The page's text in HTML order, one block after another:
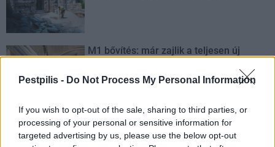
Pestpilis - Do Not Process My Personal Information
If you wish to opt-out of the sale, sharing to third parties, or
processing of your personal or sensitive information for
targeted advertising by us, please use the below opt-out
M1 bővítés: már zajlik a teljesen új
Új gyalogosátkelők és jelzőlámpás
csomópont épül Angyalföldön